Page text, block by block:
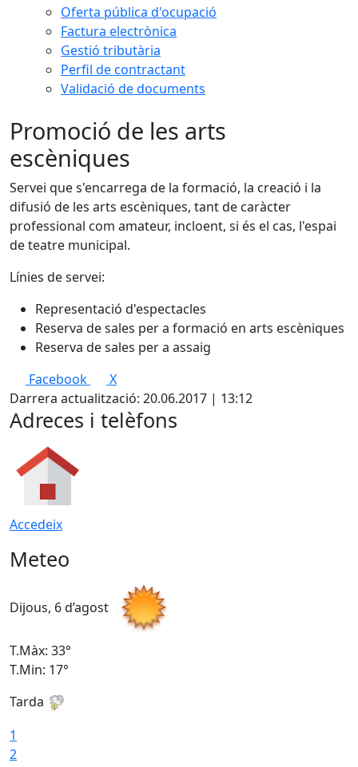
Oferta pública d'ocupació
Factura electrònica
Gestió tributària
Perfil de contractant
Validació de documents
Promoció de les arts
escèniques
Servei que s'encarrega de la formació, la creació i la
difusió de les arts escèniques, tant de caràcter
professional com amateur, incloent, si és el cas, l'espai
de teatre municipal.
Línies de servei:
Representació d'espectacles
Reserva de sales per a formació en arts escèniques
Reserva de sales per a assaig
Facebook
X
Darrera actualització: 20.06.2017 | 13:12
Adreces i telèfons
Accedeix
Meteo
Dijous, 6 d’agost
T.Màx: 33°
T.Min: 17°
Tarda
1
2